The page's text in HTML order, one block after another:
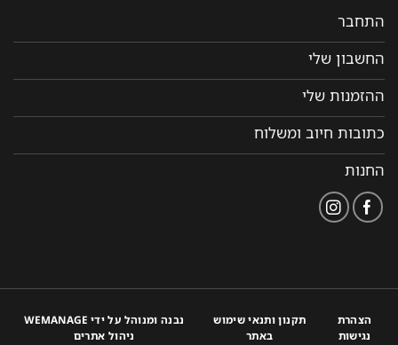
התחבר
החשבון שלי
ההזמנות שלי
כתובות חיוב ומשלוח
החנות
הצהרת
נגישות
תקנון ותנאי שימוש
באתר
נבנה ומנוהל על ידי WEMANAGE
ניהול אתרים